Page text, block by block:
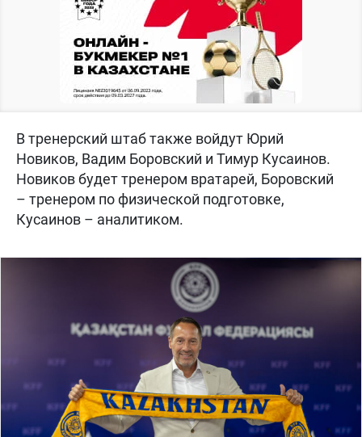
В тренерский штаб также войдут Юрий
Новиков, Вадим Боровский и Тимур Кусаинов.
Новиков будет тренером вратарей, Боровский
– тренером по физической подготовке,
Кусаинов – аналитиком.